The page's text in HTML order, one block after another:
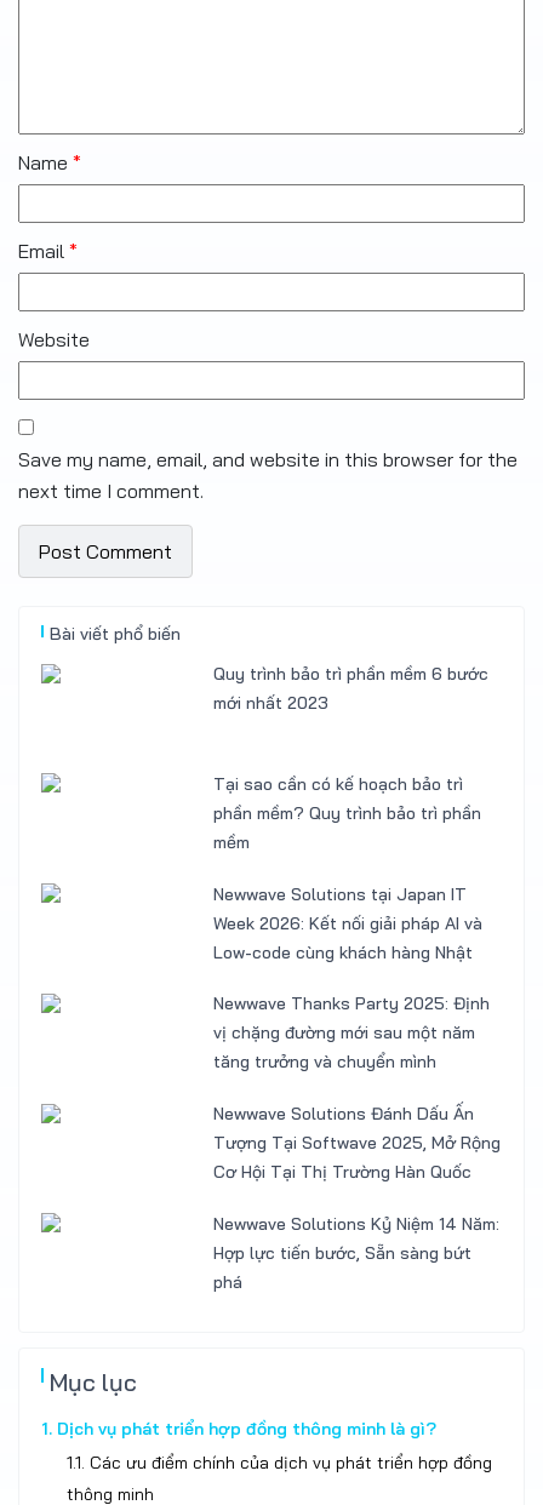
Name *
Email *
Website
Save my name, email, and website in this browser for the
next time I comment.
Bài viết phổ biến
Quy trình bảo trì phần mềm 6 bước
mới nhất 2023
Tại sao cần có kế hoạch bảo trì
phần mềm? Quy trình bảo trì phần
mềm
Newwave Solutions tại Japan IT
Week 2026: Kết nối giải pháp AI và
Low-code cùng khách hàng Nhật
Newwave Thanks Party 2025: Định
vị chặng đường mới sau một năm
tăng trưởng và chuyển mình
Newwave Solutions Đánh Dấu Ấn
Tượng Tại Softwave 2025, Mở Rộng
Cơ Hội Tại Thị Trường Hàn Quốc
Newwave Solutions Kỷ Niệm 14 Năm:
Hợp lực tiến bước, Sẵn sàng bứt
phá
Mục lục
1. Dịch vụ phát triển hợp đồng thông minh là gì?
1.1. Các ưu điểm chính của dịch vụ phát triển hợp đồng
thông minh